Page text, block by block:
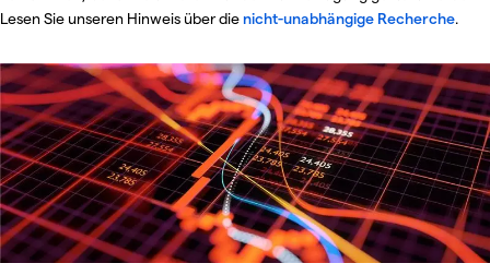
Lesen Sie unseren Hinweis über dienicht-unabhängige Recherche.